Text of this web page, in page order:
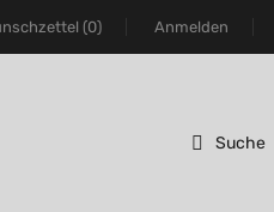
(0) Anmelden
Suche